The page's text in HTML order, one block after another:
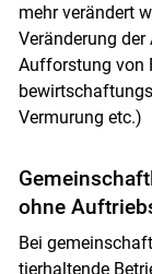
mehr verändert
Veränderung
Aufforstung von
Vermurung etc.)
ohne
Bei
tierhaltende